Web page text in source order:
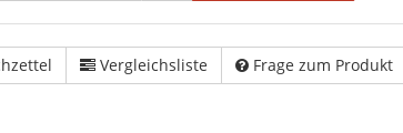
Vergleichsliste Frage zum Produkt